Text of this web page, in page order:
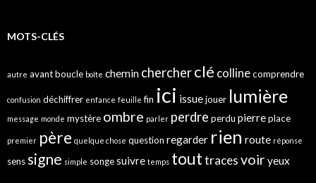
MOTS-CLÉS
autre avantboucle boîte chemin chercherclé collinecomprendre
confusion déchiffrer enfance feuille fin ici issuejouer lumière
message monde mystère ombre parler perdre perdu pierreplace
premier père quelque chose question regarder rien route réponse
senssigne simple songesuivre temps touttracesvoir yeux